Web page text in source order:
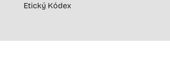
Etický Kódex